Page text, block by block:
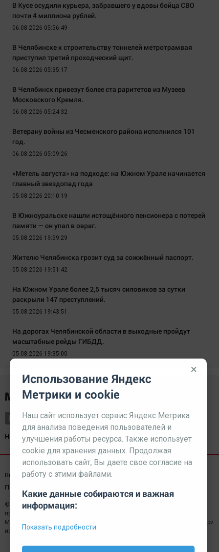
В Кусе осудили курьера, забравшего у вдовы бойца СВО
почти 4 миллиона рублей.
06.08.2026 05:56:49
В Челябинске к строительству тоннелей метротрамвая
приступил третий проходческий щит.
06.08.2026 05:35:17
В Челябинск привезут более ста раритетов из Музеев
Московского Кремля.
06.08.2026 05:24:32
Ветерану войны из Чесменского района исполнился 101
год.
06.08.2026 05:09:26
«Метель августа» на подходе: на Южном Урале начинается
главный звездопад года
05.08.2026 20:10:19
В Южноуральске нашли истощённого пенсионера с потерей
памяти — он упал в овраг.
05.08.2026 19:59:29
Жителю Челябинска грозит суд за сожжённый паспорт.
05.08.2026 19:51:42
На Южном Урале более 2,5 тысяч силовиков за сутки
раскрыли 147 преступлений.
05.08.2026 19:43:51
На дорогах Челябинской области в выходные пройдут
масштабные рейды ГИБДД.
05.08.2026 19:35:00
Наш партнерkurorty-sochi.ru
Выходные данные СМИ Реклама
Пользовательское соглашение
© 2026 МЕДИАЗАВОД — Сайт может содержать контент,
предназначенный для лиц 18+
Мнение редакции может не совпадать с мнением отдельных авторов.При
использовании материалов сайта ссылка обязательна.
×
Использование Яндекс
Метрики и cookie
Наш сайт использует сервис Яндекс Метрика
для анализа поведения пользователей и
улучшения работы ресурса. Также использует
cookie для хранения данных. Продолжая
использовать сайт, Вы даете свое согласие на
работу с этими файлами.
Какие данные собираются и важная
информация:
Показать подробности